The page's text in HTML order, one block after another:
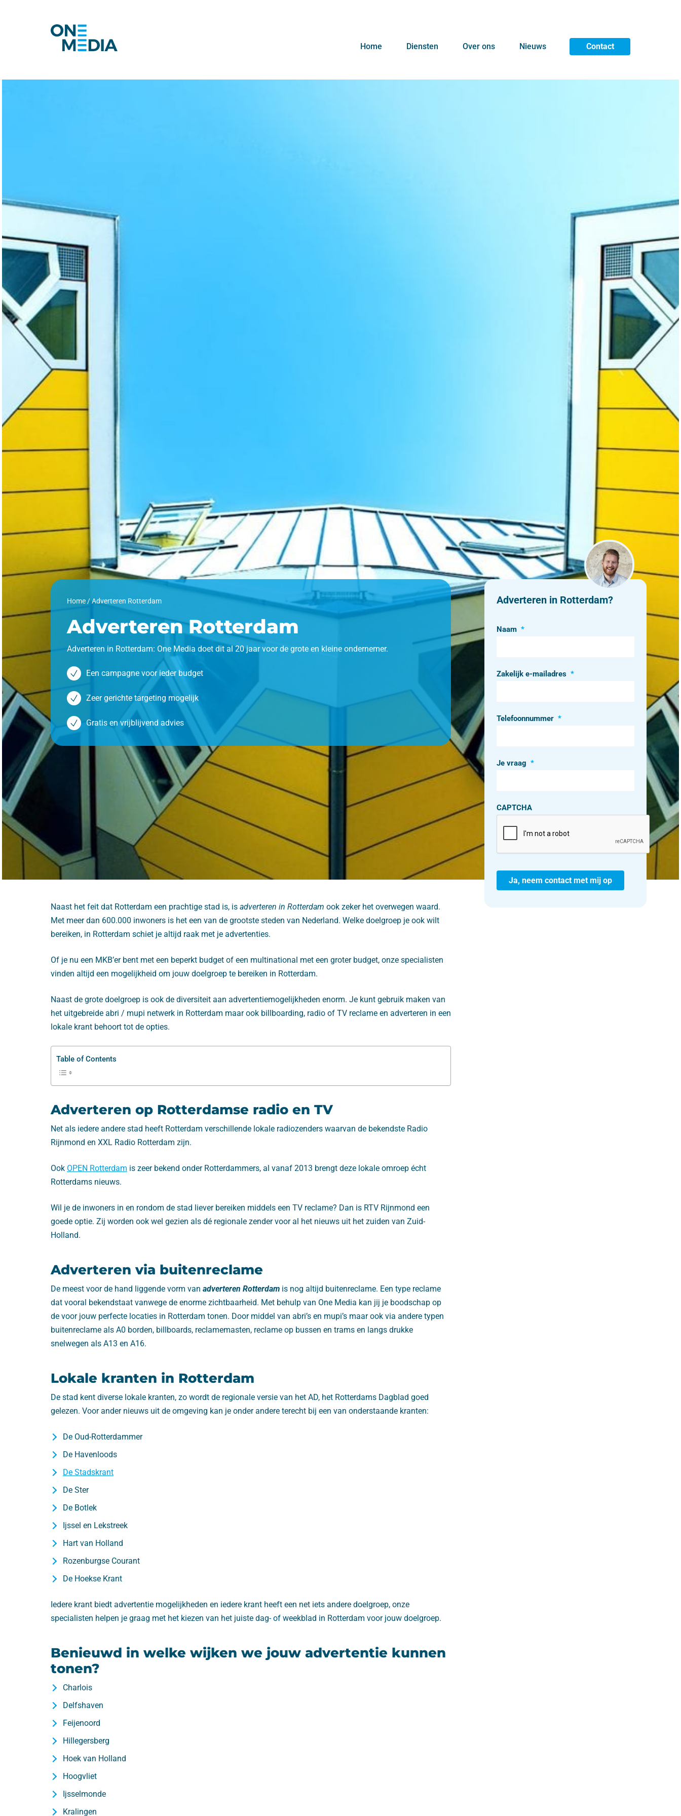
Home Diensten Over ons Nieuws Contact
Home /Adverteren Rotterdam
Adverteren Rotterdam
Adverteren in Rotterdam: One Media doet dit al 20 jaar voor de grote en kleine ondernemer.
Een campagne voor ieder budget
Zeer gerichte targeting mogelijk
Gratis en vrijblijvend advies
Adverteren in Rotterdam?
Naam *
Zakelijk e-mailadres *
Telefoonnummer *
Je vraag *
CAPTCHA
Naast het feit dat Rotterdam een prachtige stad is, is adverteren in Rotterdam ook zeker het overwegen waard.
Met meer dan 600.000 inwoners is het een van de grootste steden van Nederland. Welke doelgroep je ook wilt
bereiken, in Rotterdam schiet je altijd raak met je advertenties.
Of je nu een MKB’er bent met een beperkt budget of een multinational met een groter budget, onze specialisten
vinden altijd een mogelijkheid om jouw doelgroep te bereiken in Rotterdam.
Naast de grote doelgroep is ook de diversiteit aan advertentiemogelijkheden enorm. Je kunt gebruik maken van
het uitgebreide abri / mupi netwerk in Rotterdam maar ook billboarding, radio of TV reclame en adverteren in een
lokale krant behoort tot de opties.
Table of Contents
Adverteren op Rotterdamse radio en TV
Net als iedere andere stad heeft Rotterdam verschillende lokale radiozenders waarvan de bekendste Radio
Rijnmond en XXL Radio Rotterdam zijn.
Ook OPEN Rotterdam is zeer bekend onder Rotterdammers, al vanaf 2013 brengt deze lokale omroep écht
Rotterdams nieuws.
Wil je de inwoners in en rondom de stad liever bereiken middels een TV reclame? Dan is RTV Rijnmond een
goede optie. Zij worden ook wel gezien als dé regionale zender voor al het nieuws uit het zuiden van Zuid-
Holland.
Adverteren via buitenreclame
De meest voor de hand liggende vorm van adverteren Rotterdam is nog altijd buitenreclame. Een type reclame
dat vooral bekendstaat vanwege de enorme zichtbaarheid. Met behulp van One Media kan jij je boodschap op
de voor jouw perfecte locaties in Rotterdam tonen. Door middel van abri’s en mupi’s maar ook via andere typen
buitenreclame als A0 borden, billboards, reclamemasten, reclame op bussen en trams en langs drukke
snelwegen als A13 en A16.
Lokale kranten in Rotterdam
De stad kent diverse lokale kranten, zo wordt de regionale versie van het AD, het Rotterdams Dagblad goed
gelezen. Voor ander nieuws uit de omgeving kan je onder andere terecht bij een van onderstaande kranten:
De Oud-Rotterdammer
De Havenloods
De Stadskrant
De Ster
De Botlek
Ijssel en Lekstreek
Hart van Holland
Rozenburgse Courant
De Hoekse Krant
Iedere krant biedt advertentie mogelijkheden en iedere krant heeft een net iets andere doelgroep, onze
specialisten helpen je graag met het kiezen van het juiste dag- of weekblad in Rotterdam voor jouw doelgroep.
Benieuwd in welke wijken we jouw advertentie kunnen
tonen?
Charlois
Delfshaven
Feijenoord
Hillegersberg
Hoek van Holland
Hoogvliet
Ijsselmonde
Kralingen